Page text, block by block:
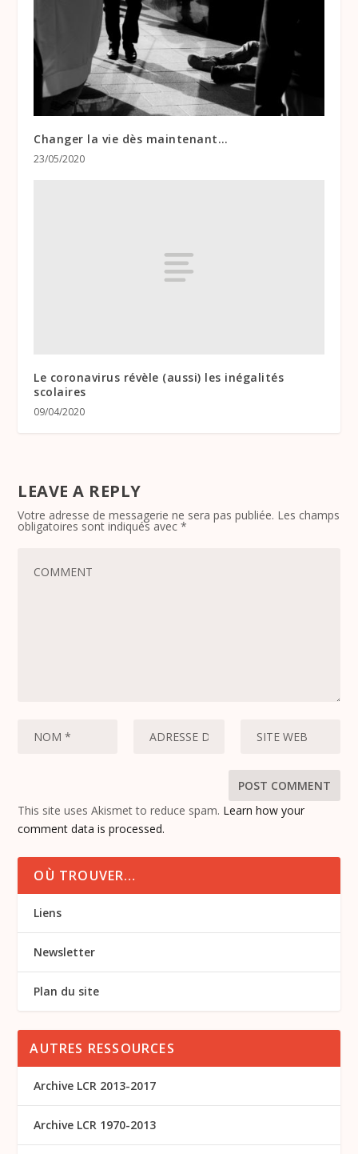
Changer la vie dès maintenant…
23/05/2020
Le coronavirus révèle (aussi) les inégalités
scolaires
09/04/2020
LEAVE A REPLY
Votre adresse de messagerie ne sera pas publiée. Les champs
obligatoires sont indiqués avec*
This site uses Akismet to reduce spam. Learn how your
comment data is processed.
OÙ TROUVER…
Liens
Newsletter
Plan du site
AUTRES RESSOURCES
Archive LCR 2013-2017
Archive LCR 1970-2013